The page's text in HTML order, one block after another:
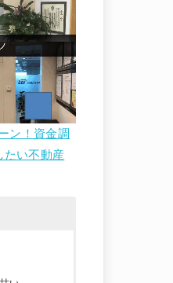
ン！資金調
たい不動産